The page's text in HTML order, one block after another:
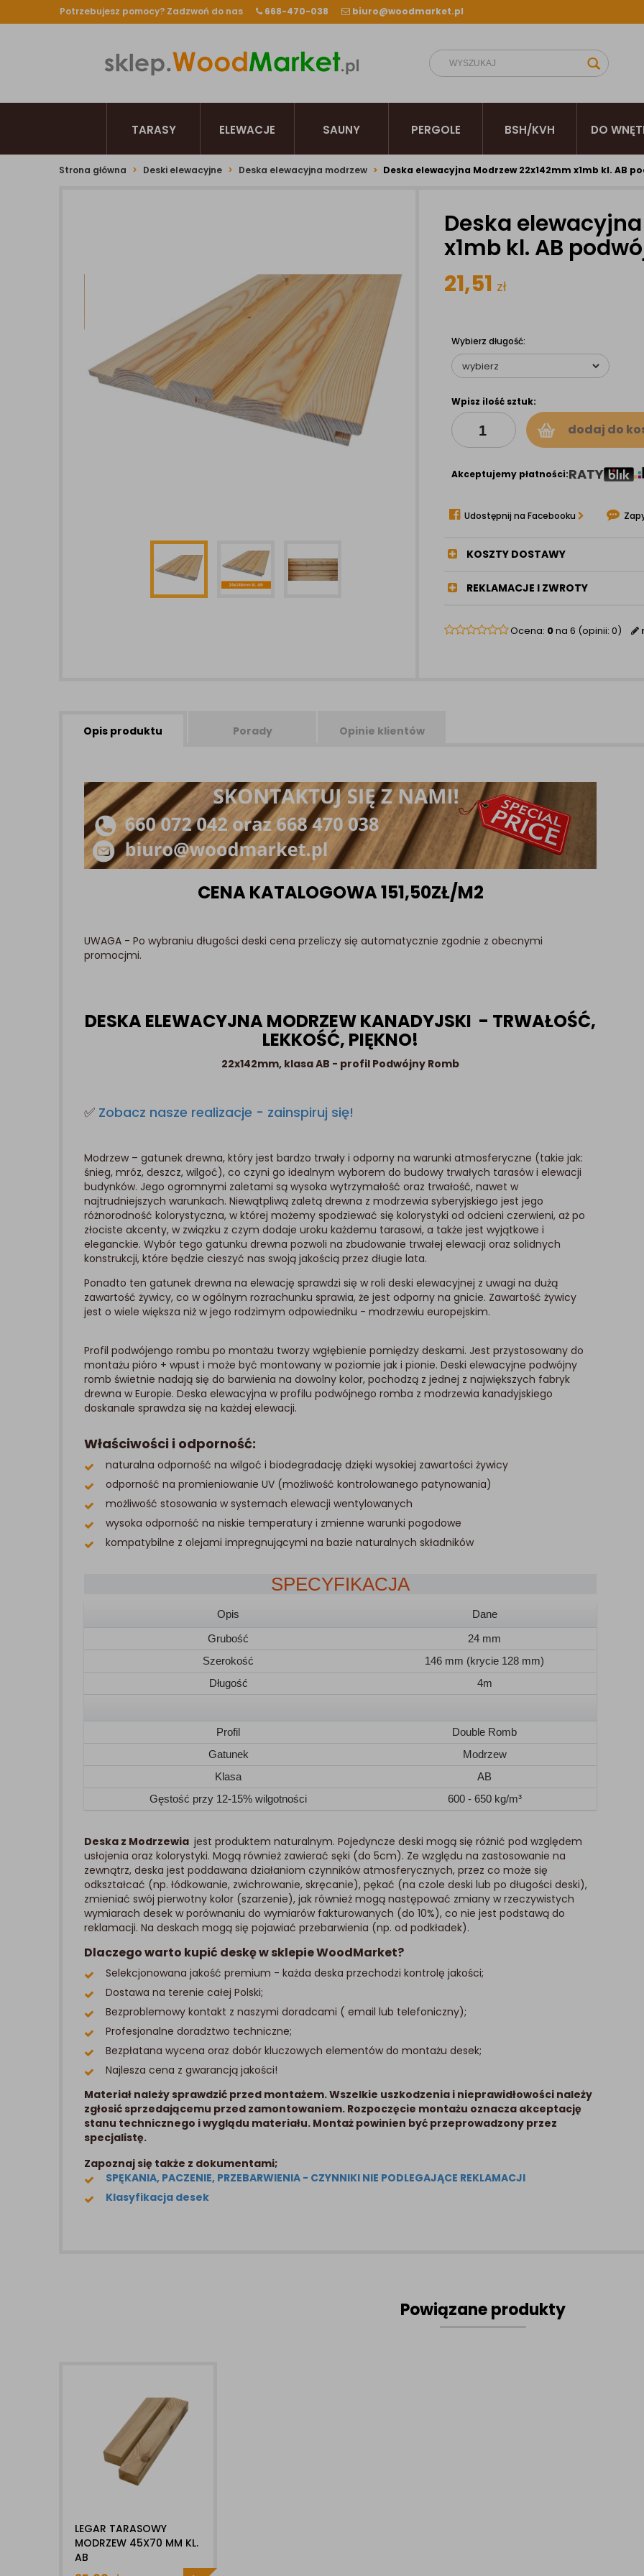
Potrzebujesz pomocy? Zadzwoń do nas 668-470-038 biuro@woodmarket.pl
TARASY ELEWACJE SAUNY PERGOLE BSH/KVH DO
Strona główna Deski elewacyjne Deska elewacyjna modrzew Deska elewacyjna Modrzew 22x142mm x1mb kl. AB
Deska
x1mb kl. AB
21,51 zł
Wybierz długość:
Wpisz ilość sztuk:
dodaj do
Akceptujemy płatności:RATY
Udostępnij na Facebooku
KOSZTY DOSTAWY
REKLAMACJE I ZWROTY
Ocena: 0na 6 (opinii: 0)
Opis produktu Porady Opinie klientów
CENA KATALOGOWA 151,50ZŁ/M2
UWAGA - Po wybraniu długości deski cena przeliczy się automatycznie zgodnie z obecnymi
promocjmi.
DESKA ELEWACYJNA MODRZEW KANADYJSKI - TRWAŁOŚĆ,
LEKKOŚĆ, PIĘKNO!
22x142mm, klasa AB - profil Podwójny Romb
✅ Zobacz nasze realizacje - zainspiruj się!
Modrzew – gatunek drewna, który jest bardzo trwały i odporny na warunki atmosferyczne (takie jak:
śnieg, mróz, deszcz, wilgoć), co czyni go idealnym wyborem do budowy trwałych tarasów i elewacji
budynków. Jego ogromnymi zaletami są wysoka wytrzymałość oraz trwałość, nawet w
najtrudniejszych warunkach. Niewątpliwą zaletą drewna z modrzewia syberyjskiego jest jego
różnorodność kolorystyczna, w której możemy spodziewać się kolorystyki od odcieni czerwieni, aż po
złociste akcenty, w związku z czym dodaje uroku każdemu tarasowi, a także jest wyjątkowe i
eleganckie. Wybór tego gatunku drewna pozwoli na zbudowanie trwałej elewacji oraz solidnych
konstrukcji, które będzie cieszyć nas swoją jakością przez długie lata.
Ponadto ten gatunek drewna na elewację sprawdzi się w roli deski elewacyjnej z uwagi na dużą
zawartość żywicy, co w ogólnym rozrachunku sprawia, że jest odporny na gnicie. Zawartość żywicy
jest o wiele większa niż w jego rodzimym odpowiedniku - modrzewiu europejskim.
Profil podwójengo rombu po montażu tworzy wgłębienie pomiędzy deskami. Jest przystosowany do
montażu pióro + wpust i może być montowany w poziomie jak i pionie. Deski elewacyjne podwójny
romb świetnie nadają się do barwienia na dowolny kolor, pochodzą z jednej z największych fabryk
drewna w Europie. Deska elewacyjna w profilu podwójnego romba z modrzewia kanadyjskiego
doskanale sprawdza się na każdej elewacji.
Właściwości i odporność:
naturalna odporność na wilgoć i biodegradację dzięki wysokiej zawartości żywicy
odporność na promieniowanie UV (możliwość kontrolowanego patynowania)
możliwość stosowania w systemach elewacji wentylowanych
wysoka odporność na niskie temperatury i zmienne warunki pogodowe
kompatybilne z olejami impregnującymi na bazie naturalnych składników
SPECYFIKACJA
Opis
Dane
Grubość
24 mm
Szerokość
146 mm (krycie 128 mm)
Długość
4m
Profil
Double Romb
Gatunek
Modrzew
Klasa
AB
Gęstość przy 12-15% wilgotności
600 - 650 kg/m³
Deska z Modrzewia jest produktem naturalnym. Pojedyncze deski mogą się różnić pod względem
usłojenia oraz kolorystyki. Mogą również zawierać sęki (do 5cm). Ze względu na zastosowanie na
zewnątrz, deska jest poddawana działaniom czynników atmosferycznych, przez co może się
odkształcać (np. łódkowanie, zwichrowanie, skręcanie), pękać (na czole deski lub po długości deski),
zmieniać swój pierwotny kolor (szarzenie), jak również mogą następować zmiany w rzeczywistych
wymiarach desek w porównaniu do wymiarów fakturowanych (do 10%), co nie jest podstawą do
reklamacji. Na deskach mogą się pojawiać przebarwienia (np. od podkładek).
Dlaczego warto kupić deskę w sklepie WoodMarket?
Selekcjonowana jakość premium - każda deska przechodzi kontrolę jakości;
Dostawa na terenie całej Polski;
Bezproblemowy kontakt z naszymi doradcami ( email lub telefoniczny);
Profesjonalne doradztwo techniczne;
Bezpłatana wycena oraz dobór kluczowych elementów do montażu desek;
Najlesza cena z gwarancją jakości!
Materiał należy sprawdzić przed montażem. Wszelkie uszkodzenia i nieprawidłowości należy
zgłosić sprzedającemu przed zamontowaniem. Rozpoczęcie montażu oznacza akceptację
stanu technicznego i wyglądu materiału. Montaż powinien być przeprowadzony przez
specjalistę.
Zapoznaj się także z dokumentami;
SPĘKANIA, PACZENIE, PRZEBARWIENIA - CZYNNIKI NIE PODLEGAJĄCE REKLAMACJI
Klasyfikacja desek
Powiązane produkty
LEGAR TARASOWY
MODRZEW 45X70 MM KL.
AB